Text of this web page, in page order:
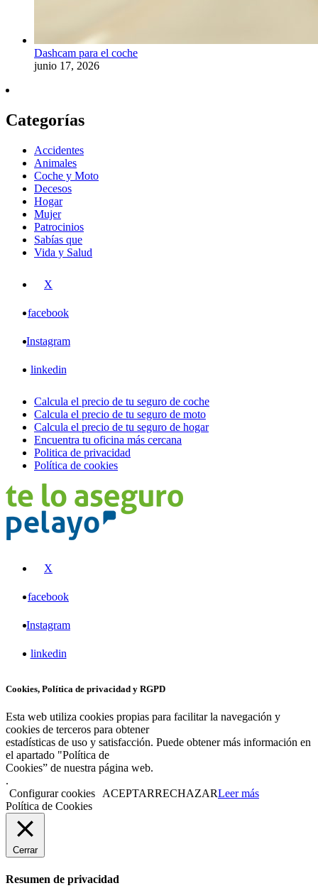
Dashcam para el coche
junio 17, 2026
Categorías
Accidentes
Animales
Coche y Moto
Decesos
Hogar
Mujer
Patrocinios
Sabías que
Vida y Salud
X
facebook
Instagram
linkedin
Calcula el precio de tu seguro de coche
Calcula el precio de tu seguro de moto
Calcula el precio de tu seguro de hogar
Encuentra tu oficina más cercana
Politica de privacidad
Política de cookies
X
facebook
Instagram
linkedin
Cookies, Política de privacidad y RGPD
Esta web utiliza cookies propias para facilitar la navegación y
cookies de terceros para obtener
estadísticas de uso y satisfacción. Puede obtener más información en
el apartado "Política de
Cookies” de nuestra página web.
.
Configurar cookies ACEPTARRECHAZARLeer más
Política de Cookies
Cerrar
Resumen de privacidad